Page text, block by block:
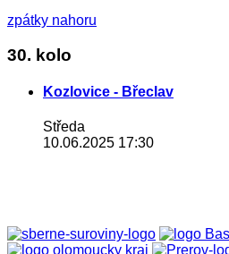
zpátky nahoru
30. kolo
Kozlovice - Břeclav
Středa
10.06.2025 17:30